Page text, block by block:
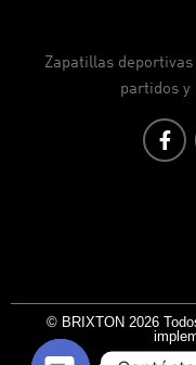
Zapatillas
partidos y
© BRIXTON 2026